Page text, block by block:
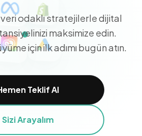
veri odaklı stratejilerle dijital
maksimize edin.
için ilk adımı bugün atın.
Teklif Al
Sizi Arayalım